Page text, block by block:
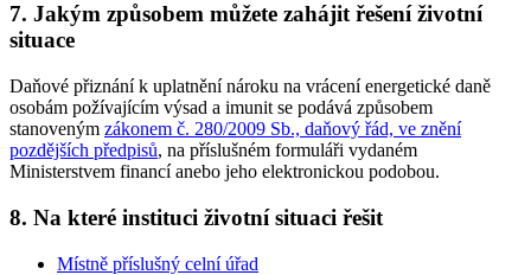
7. Jakým způsobem můžete zahájit řešení životní
situace
Daňové přiznání k uplatnění nároku na vrácení energetické daně
osobám požívajícím výsad a imunit se podává způsobem
stanoveným zákonem č. 280/2009 Sb., daňový řád, ve znění
pozdějších předpisů, na příslušném formuláři vydaném
Ministerstvem financí anebo jeho elektronickou podobou.
8. Na které instituci životní situaci řešit
Místně příslušný celní úřad